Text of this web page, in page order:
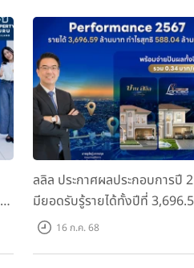
ลลิล ประกาศผลประกอบการปี
มียอดรับรู้รายได้ทั้งปีที่
ล้านบาท กำไรสุทธิ 588.04 ล้าน
16 ก.ค. 68